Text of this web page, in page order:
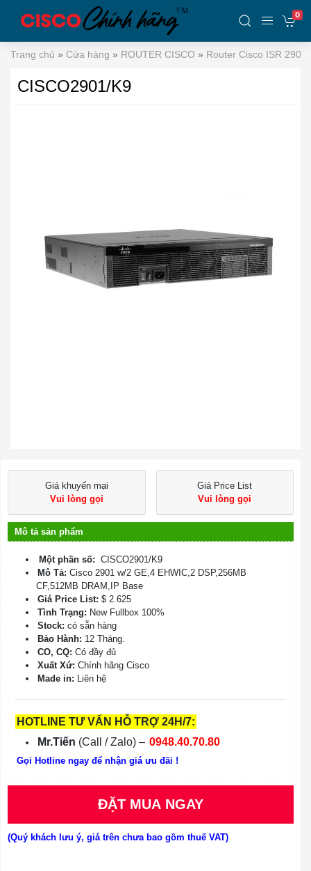
0
Trang chủ » Cửa hàng » ROUTER CISCO » Router Cisco ISR 2900
CISCO2901/K9
Giá khuyến mại
Vui lòng gọi
Giá Price List
Vui lòng gọi
Mô tả sản phẩm
Một phần số: CISCO2901/K9
Mô Tả: Cisco 2901 w/2 GE,4 EHWIC,2 DSP,256MB
CF,512MB DRAM,IP Base
Giá Price List: $ 2.625
Tình Trạng: New Fullbox 100%
Stock: có sẵn hàng
Bảo Hành: 12 Tháng.
CO, CQ: Có đầy đủ
Xuất Xứ: Chính hãng Cisco
Made in: Liên hệ
HOTLINE TƯ VẤN HỖ TRỢ 24H/7:
Mr.Tiến (Call / Zalo) – 0948.40.70.80
Gọi Hotline ngay để nhận giá ưu đãi !
ĐẶT MUA NGAY
(Quý khách lưu ý, giá trên chưa bao gồm thuế VAT)